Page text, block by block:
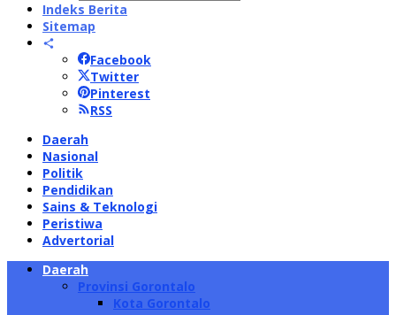
Indeks Berita
Sitemap
Facebook
Twitter
Pinterest
RSS
Daerah
Nasional
Politik
Pendidikan
Sains & Teknologi
Peristiwa
Advertorial
Daerah
Provinsi Gorontalo
Kota Gorontalo